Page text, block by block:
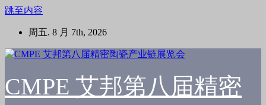
跳至内容
周五. 8 月 7th, 2026
CMPE 艾邦第八届精密